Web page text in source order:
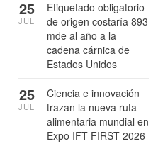
Etiquetado obligatorio
de origen costaría 893
mde al año a la
cadena cárnica de
Estados Unidos
25
JUL
Ciencia e innovación
trazan la nueva ruta
alimentaria mundial en
Expo IFT FIRST 2026
25
JUL